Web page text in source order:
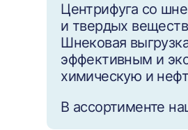
Центрифуга со
и твердых
Шнековая
эффективным и
химическую и
В ассортименте